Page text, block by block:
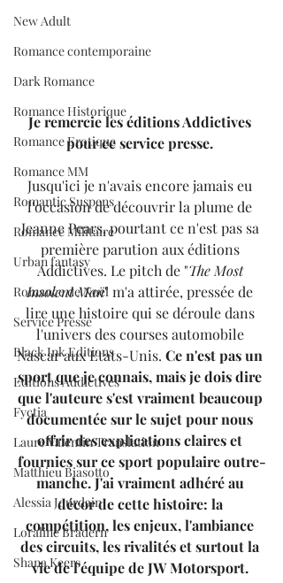
New Adult
Romance contemporaine
Dark Romance
Romance Historique
Romance Erotique
Romance MM
Romantic Suspens
Romance Militaire
Urban fantasy
Romance de Noël
Service Presse
Black Ink Editions
Editions Addictives
Fyctia
Laure Valentin Translation
Matthieu Biasotto
Alessia Jourdain
Loraline Bradern
Shana Keers
Je remercie les éditions Addictives
pour ce service presse.
Jusqu'ici je n'avais encore jamais eu
l'occasion de découvrir la plume de
Jeanne Pears, pourtant ce n'est pas sa
première parution aux éditions
Addictives. Le pitch de "The Most
Insolent Man" m'a attirée, pressée de
lire une histoire qui se déroule dans
l'univers des courses automobile
Nascar aux Etats-Unis. Ce n'est pas un
sport que je connais, mais je dois dire
que l'auteure s'est vraiment beaucoup
documentée sur le sujet pour nous
offrir des explications claires et
fournies sur ce sport populaire outre-
manche. J'ai vraiment adhéré au
décor de cette histoire: la
compétition, les enjeux, l'ambiance
des circuits, les rivalités et surtout la
vie de l'équipe de JW Motorsport.